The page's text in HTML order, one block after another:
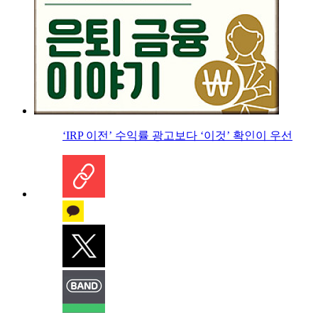
‘IRP 이전’ 수익률 광고보다 ‘이것’ 확인이 우선